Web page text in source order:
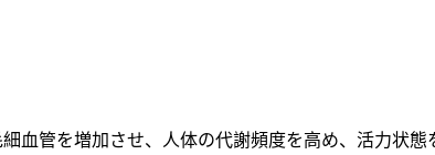
血管を増加させ、人体の代謝頻度を高め、活力状